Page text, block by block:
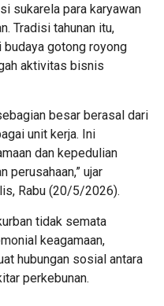
sukarela para karyawan
Tradisi tahunan itu,
budaya gotong royong
aktivitas bisnis
besar berasal dari
unit kerja. Ini
dan kepedulian
perusahaan,” ujar
Rabu (20/5/2026).
tidak semata
keagamaan,
hubungan sosial antara
perkebunan.